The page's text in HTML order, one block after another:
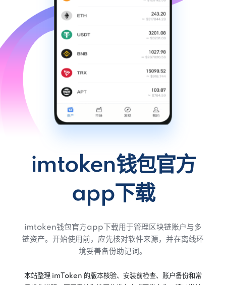
imtoken钱包官方
app下载
imtoken钱包官方app下载用于管理区块链账户与多
链资产。开始使用前，应先核对软件来源，并在离线环
境妥善备份助记词。
本站整理 imToken 的版本核验、安装前检查、账户备份和常